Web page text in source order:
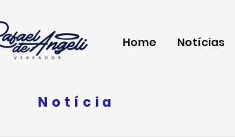
Home Notícias
Notícia